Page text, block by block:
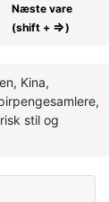
Næste vare
(shift + ⇒)
Kina,
stil og